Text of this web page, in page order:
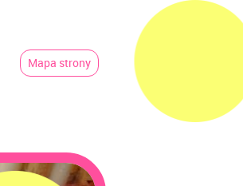
Mapa strony